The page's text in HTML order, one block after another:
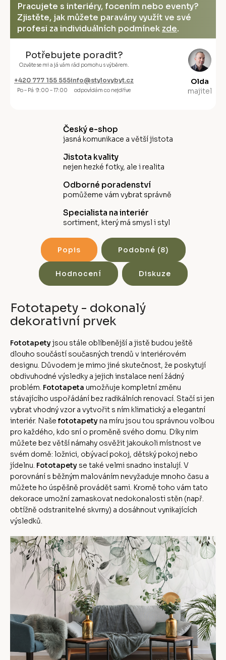
Pracujete s interiéry, focením nebo eventy?
Zjistěte, jak můžete paravány využít ve své
profesi za individuálních podmínek zde.
Potřebujete poradit?
Ozvěte se mi a já vám rád pomohu s výběrem.
+420 777 155 555
Po – Pá 9:00 – 17:00
info@stylovybyt.cz
odpovídám co nejdříve
Olda
majitel
Český e-shop
jasná komunikace a větší jistota
Jistota kvality
nejen hezké fotky, ale i realita
Odborné poradenství
pomůžeme vám vybrat správně
Specialista na interiér
sortiment, který má smysl i styl
Popis Podobné (8)
Hodnocení Diskuze
Fototapety - dokonalý
dekorativní prvek
Fototapetyjsou stále oblíbenější a jistě budou ještě
dlouho součástí současných trendů v interiérovém
designu. Důvodem je mimo jiné skutečnost, že poskytují
obdivuhodné výsledky a jejich instalace není žádný
problém. Fototapeta umožňuje kompletní změnu
stávajícího uspořádání bez radikálních renovací. Stačí si jen
vybrat vhodný vzor a vytvořit s ním klimatický a elegantní
interiér. Naše fototapetyna míru jsou tou správnou volbou
pro každého, kdo sní o proměně svého domu. Díky nim
můžete bez větší námahy osvěžit jakoukoli místnost ve
svém domě: ložnici, obývací pokoj, dětský pokoj nebo
jídelnu. Fototapety se také velmi snadno instalují. V
porovnání s běžným malováním nevyžaduje mnoho času a
můžete ho úspěšně provádět sami. Kromě toho vám tato
dekorace umožní zamaskovat nedokonalosti stěn (např.
obtížně odstranitelné skvrny) a dosáhnout vynikajících
výsledků.